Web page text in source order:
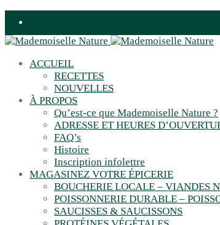
ACCUEIL
RECETTES
NOUVELLES
À PROPOS
Qu’est-ce que Mademoiselle Nature ?
ADRESSE ET HEURES
FAQ’s
Histoire
Inscription infolettre
MAGASINEZ VOTRE ÉPICERIE
BOUCHERIE LOCALE – VIANDES
POISSONNERIE DURABLE –
SAUCISSES & SAUCISSONS